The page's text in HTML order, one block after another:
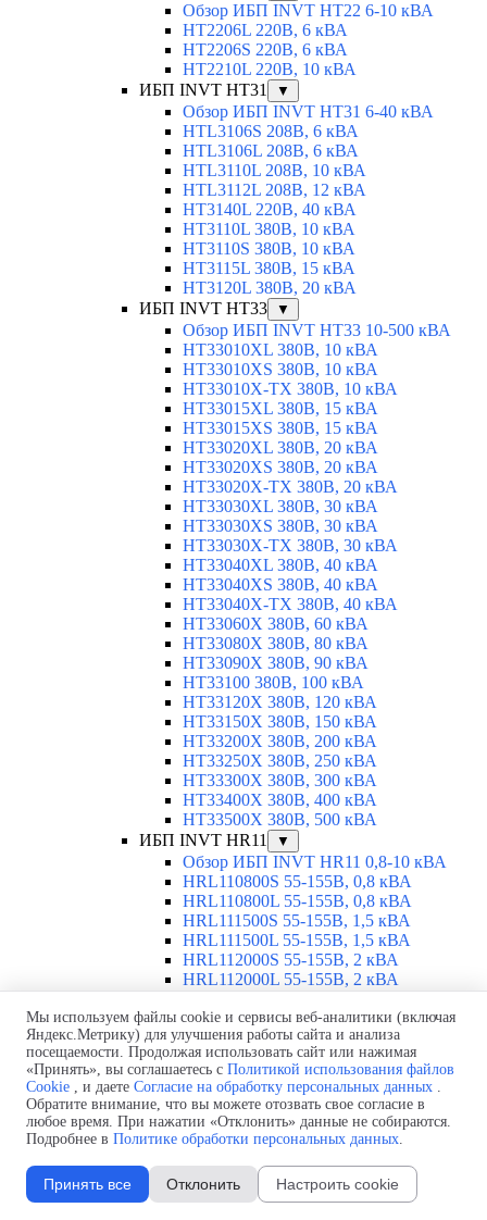
Обзор ИБП INVT HT22 6-10 кВА
HT2206L 220В, 6 кВА
HT2206S 220В, 6 кВА
HT2210L 220В, 10 кВА
ИБП INVT HT31
▼
Обзор ИБП INVT HT31 6-40 кВА
HTL3106S 208В, 6 кВА
HTL3106L 208В, 6 кВА
HTL3110L 208В, 10 кВА
HTL3112L 208В, 12 кВА
HT3140L 220В, 40 кВА
HT3110L 380В, 10 кВА
HT3110S 380В, 10 кВА
HT3115L 380В, 15 кВА
HT3120L 380В, 20 кВА
ИБП INVT HT33
▼
Обзор ИБП INVT HT33 10-500 кВА
HT33010XL 380В, 10 кВА
HT33010XS 380В, 10 кВА
HT33010X-TX 380В, 10 кВА
HT33015XL 380В, 15 кВА
HT33015XS 380В, 15 кВА
HT33020XL 380В, 20 кВА
HT33020XS 380В, 20 кВА
HT33020X-TX 380В, 20 кВА
HT33030XL 380В, 30 кВА
HT33030XS 380В, 30 кВА
HT33030X-TX 380В, 30 кВА
HT33040XL 380В, 40 кВА
HT33040XS 380В, 40 кВА
HT33040X-TX 380В, 40 кВА
HT33060X 380В, 60 кВА
HT33080X 380В, 80 кВА
HT33090X 380В, 90 кВА
HT33100 380В, 100 кВА
HT33120X 380В, 120 кВА
HT33150X 380В, 150 кВА
HT33200X 380В, 200 кВА
HT33250X 380В, 250 кВА
HT33300X 380В, 300 кВА
HT33400X 380В, 400 кВА
HT33500X 380В, 500 кВА
ИБП INVT HR11
▼
Обзор ИБП INVT HR11 0,8-10 кВА
HRL110800S 55-155В, 0,8 кВА
HRL110800L 55-155В, 0,8 кВА
HRL111500S 55-155В, 1,5 кВА
HRL111500L 55-155В, 1,5 кВА
HRL112000S 55-155В, 2 кВА
HRL112000L 55-155В, 2 кВА
HRL114000L 55-155В, 4 кВА
HRL116000S 55-155В, 6 кВА
HRL116000L 55-155В, 6 кВА
HR1101L 220В, 1 кВА
HR1101S 220В, 1 кВА
HR1102L 220В, 2 кВА
HR1102S 220В, 2 кВА
HR1103S 220В, 3 кВА
HR1106XL 220В, 6 кВА
Мы используем файлы cookie и сервисы веб-аналитики (включая
Яндекс.Метрику) для улучшения работы сайта и анализа
посещаемости. Продолжая использовать сайт или нажимая
«Принять», вы соглашаетесь с Политикой использования файлов
Cookie , и даете Согласие на обработку персональных данных .
Обратите внимание, что вы можете отозвать свое согласие в
любое время. При нажатии «Отклонить» данные не собираются.
Подробнее в Политике обработки персональных данных.
Принять все Отклонить Настроить cookie